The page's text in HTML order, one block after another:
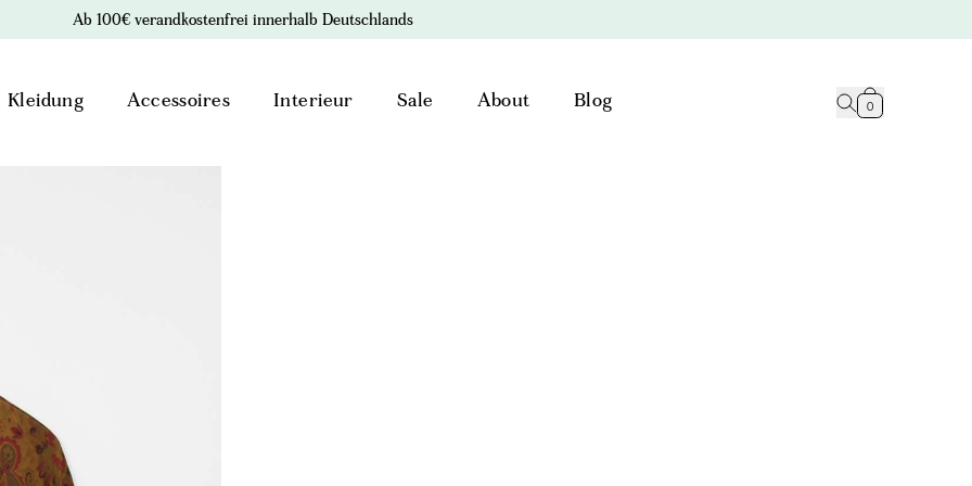
Ab 100€ verandkostenfrei innerhalb Deutschlands
Kleidung Accessoires Interieur Sale About Blog 0